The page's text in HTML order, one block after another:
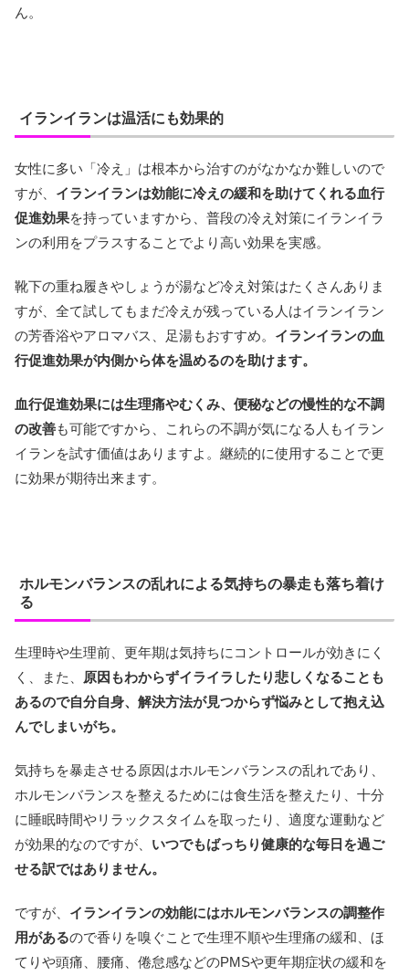
ん。
イランイランは温活にも効果的
女性に多い「冷え」は根本から治すのがなかなか難しいので
すが、 イランイランは効能に冷えの緩和を助けてくれる血行
促進効果を持っていますから、普段の冷え対策にイランイラ
ンの利用をプラスすることでより高い効果を実感。
靴下の重ね履きやしょうが湯など冷え対策はたくさんありま
すが、全て試してもまだ冷えが残っている人はイランイラン
の芳香浴やアロマバス、足湯もおすすめ。 イランイランの血
行促進効果が内側から体を温めるのを助けます。
血行促進効果には生理痛やむくみ、便秘などの慢性的な不調
の改善も可能ですから、これらの不調が気になる人もイラン
イランを試す価値はありますよ。継続的に使用することで更
に効果が期待出来ます。
ホルモンバランスの乱れによる気持ちの暴走も落ち着け
る
生理時や生理前、更年期は気持ちにコントロールが効きにく
く、また、
原因もわからずイライラしたり悲しくなることも
あるので自分自身、解決方法が見つからず悩みとして抱え込
んでしまいがち。
気持ちを暴走させる原因はホルモンバランスの乱れであり、
ホルモンバランスを整えるためには食生活を整えたり、十分
に睡眠時間やリラックスタイムを取ったり、適度な運動など
が効果的なのですが、 いつでもばっちり健康的な毎日を過ご
せる訳ではありません。
ですが、 イランイランの効能にはホルモンバランスの調整作
用があるので香りを嗅ぐことで生理不順や生理痛の緩和、ほ
てりや頭痛、腰痛、倦怠感などのPMSや更年期症状の緩和を